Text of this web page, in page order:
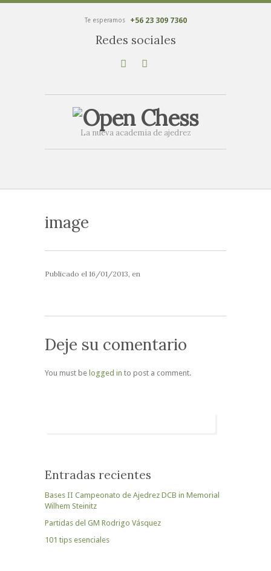
Te esperamos +56 23 309 7360
Redes sociales
La nueva academia de ajedrez
image
Publicado el 16/01/2013, en
Deje su comentario
You must be logged in to post a comment.
Entradas recientes
Bases II Campeonato de Ajedrez DCB in Memorial
Wilhem Steinitz
Partidas del GM Rodrigo Vásquez
101 tips esenciales